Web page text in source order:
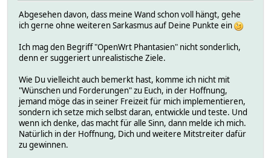
Abgesehen davon, dass meine Wand schon voll hängt, gehe
ich gerne ohne weiteren Sarkasmus auf Deine Punkte ein
Ich mag den Begriff "OpenWrt Phantasien" nicht sonderlich,
denn er suggeriert unrealistische Ziele.
Wie Du vielleicht auch bemerkt hast, komme ich nicht mit
"Wünschen und Forderungen" zu Euch, in der Hoffnung,
jemand möge das in seiner Freizeit für mich implementieren,
sondern ich setze mich selbst daran, entwickle und teste. Und
wenn ich denke, das macht für alle Sinn, dann melde ich mich.
Natürlich in der Hoffnung, Dich und weitere Mitstreiter dafür
zu gewinnen.